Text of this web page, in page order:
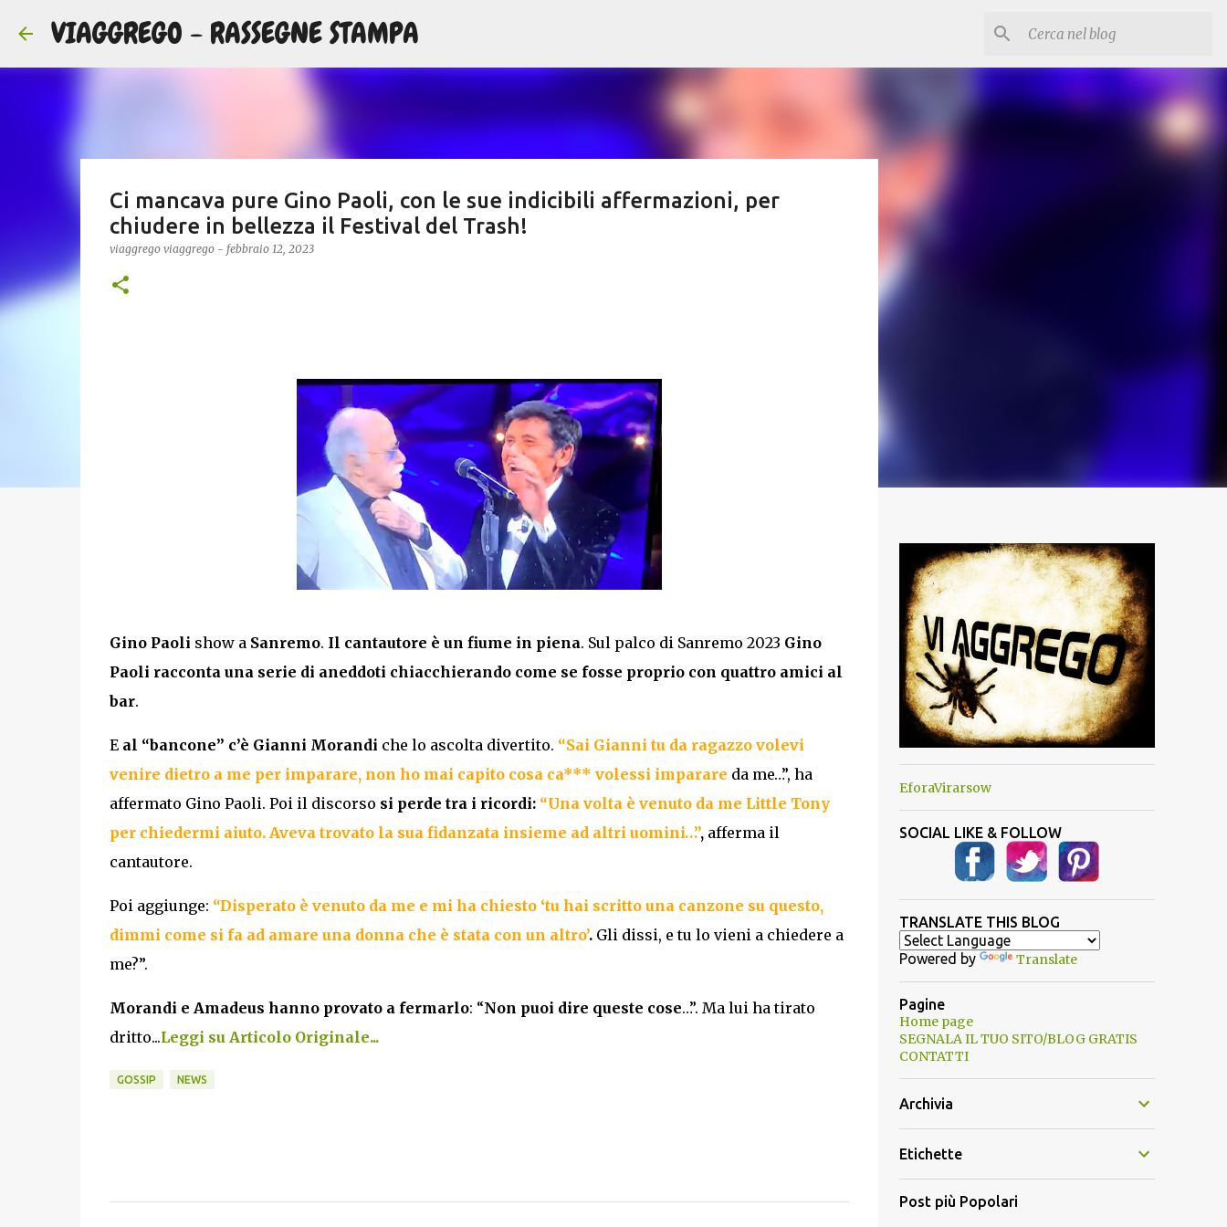
VIAGGREGO - RASSEGNE STAMPA
Ci mancava pure Gino Paoli, con le sue indicibili affermazioni, per
chiudere in bellezza il Festival del Trash!
viaggrego viaggrego - febbraio 12, 2023
Gino Paoli show a Sanremo. Il cantautore è un fiume in piena. Sul palco di Sanremo 2023 Gino
Paoli racconta una serie di aneddoti chiacchierando come se fosse proprio con quattro amici al
bar.
E al “bancone” c’è Gianni Morandi che lo ascolta divertito. “Sai Gianni tu da ragazzo volevi
venire dietro a me per imparare, non ho mai capito cosa ca*** volessi imparare da me…”, ha
affermato Gino Paoli. Poi il discorso si perde tra i ricordi: “Una volta è venuto da me Little Tony
per chiedermi aiuto. Aveva trovato la sua fidanzata insieme ad altri uomini…”,afferma il
cantautore.
Poi aggiunge: “Disperato è venuto da me e mi ha chiesto ‘tu hai scritto una canzone su questo,
dimmi come si fa ad amare una donna che è stata con un altro’.Gli dissi, e tu lo vieni a chiedere a
me?”.
Morandi e Amadeus hanno provato a fermarlo: “Non puoi dire queste cose…”. Ma lui ha tirato
dritto...Leggi su Articolo Originale...
GOSSIP NEWS
EforaVirarsow
SOCIAL LIKE & FOLLOW
TRANSLATE THIS BLOG
Powered by Translate
Pagine
Home page
SEGNALA IL TUO SITO/BLOG GRATIS
CONTATTI
Archivia
Etichette
Post più Popolari